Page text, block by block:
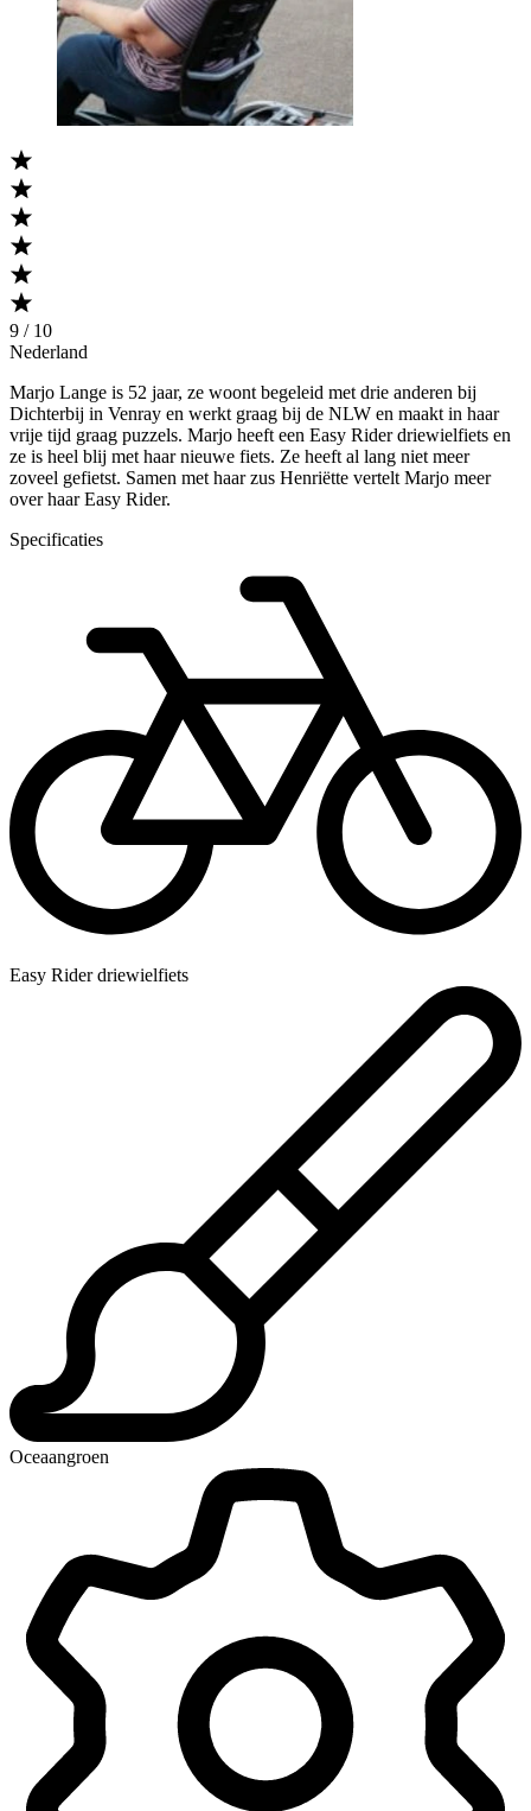
9 / 10
Nederland
Marjo Lange is 52 jaar, ze woont begeleid met drie anderen bij
Dichterbij in Venray en werkt graag bij de NLW en maakt in haar
vrije tijd graag puzzels. Marjo heeft een Easy Rider driewielfiets en
ze is heel blij met haar nieuwe fiets. Ze heeft al lang niet meer
zoveel gefietst. Samen met haar zus Henriëtte vertelt Marjo meer
over haar Easy Rider.
Specificaties
Easy Rider driewielfiets
Oceaangroen